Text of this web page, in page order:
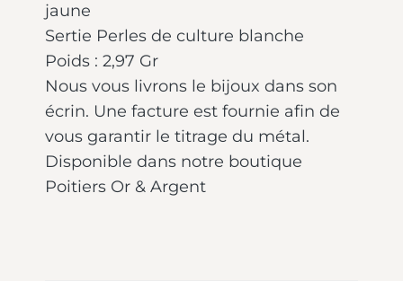
jaune
Sertie Perles de culture blanche
Poids : 2,97 Gr
Nous vous livrons le bijoux dans son
écrin. Une facture est fournie afin de
vous garantir le titrage du métal.
Disponible dans notre boutique
Poitiers Or & Argent